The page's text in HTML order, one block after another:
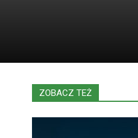
ZOBACZ TEŻ